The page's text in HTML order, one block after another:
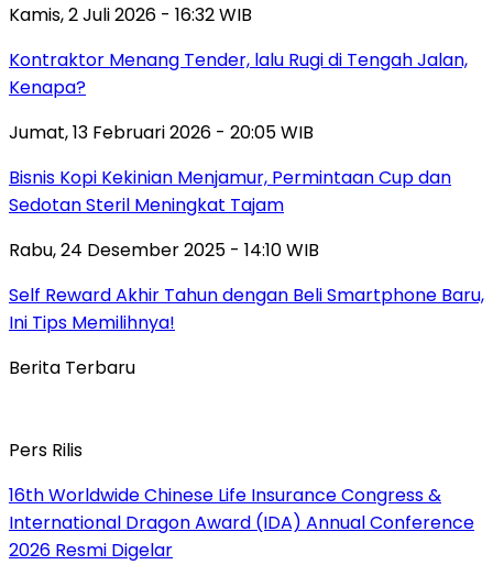
Kamis, 2 Juli 2026 - 16:32 WIB
Kontraktor Menang Tender, lalu Rugi di Tengah Jalan,
Kenapa?
Jumat, 13 Februari 2026 - 20:05 WIB
Bisnis Kopi Kekinian Menjamur, Permintaan Cup dan
Sedotan Steril Meningkat Tajam
Rabu, 24 Desember 2025 - 14:10 WIB
Self Reward Akhir Tahun dengan Beli Smartphone Baru,
Ini Tips Memilihnya!
Berita Terbaru
Pers Rilis
16th Worldwide Chinese Life Insurance Congress &
International Dragon Award (IDA) Annual Conference
2026 Resmi Digelar